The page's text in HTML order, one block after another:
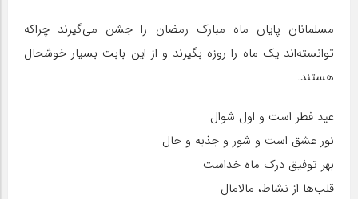
مسلمانان پایان ماه مبارک رمضان را جشن می‌گیرند چراکه
توانسته‌اند یک ماه را روزه بگیرند و از این بابت بسیار خوشحال
هستند.
عید فطر است و اول شوال
نور عشق است و شور و جذبه و حال
بهر توفیق درک ماه خداست
قلب‌ها از نشاط، مالامال